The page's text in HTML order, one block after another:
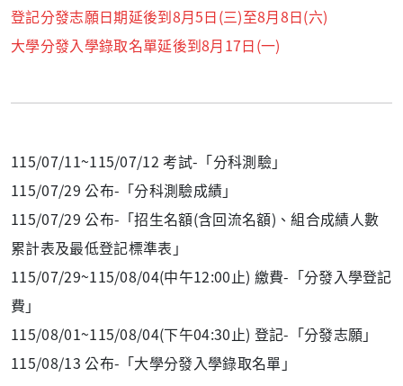
登記分發志願日期延後到8月5日(三)至8月8日(六)
大學分發入學錄取名單延後到8月17日(一)
115/07/11~115/07/12 考試-「分科測驗」
115/07/29 公布-「分科測驗成績」
115/07/29 公布-「招生名額(含回流名額)、組合成績人數
累計表及最低登記標準表」
115/07/29~115/08/04(中午12:00止) 繳費-「分發入學登記
費」
115/08/01~115/08/04(下午04:30止) 登記-「分發志願」
115/08/13 公布-「大學分發入學錄取名單」